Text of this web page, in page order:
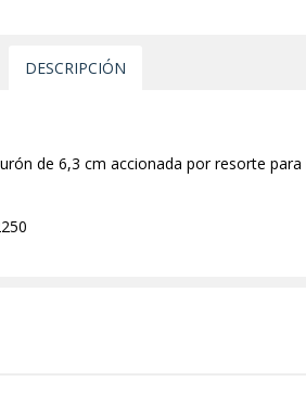
DESCRIPCIÓN
de 6,3 cm accionada por resorte para